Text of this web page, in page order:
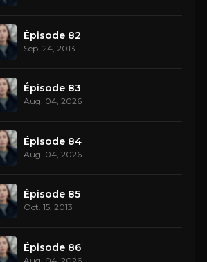
Épisode 82
Sep. 24, 2013
Épisode 83
Aug. 04, 2026
Épisode 84
Aug. 04, 2026
Épisode 85
Oct. 15, 2013
Épisode 86